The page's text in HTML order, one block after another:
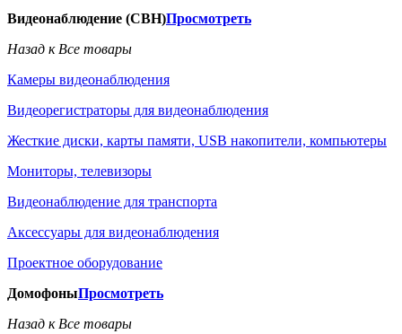
Видеонаблюдение (СВН)Просмотреть
Назад к Все товары
Камеры видеонаблюдения
Видеорегистраторы для видеонаблюдения
Жесткие диски, карты памяти, USB накопители, компьютеры
Мониторы, телевизоры
Видеонаблюдение для транспорта
Аксессуары для видеонаблюдения
Проектное оборудование
ДомофоныПросмотреть
Назад к Все товары